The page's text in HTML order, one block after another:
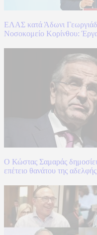
ΕΛΑΣ κατά Άδωνι
Νοσοκομείο Κορίνθου: Έργα
Ο Κώστας Σαμαράς
επέτειο θανάτου της